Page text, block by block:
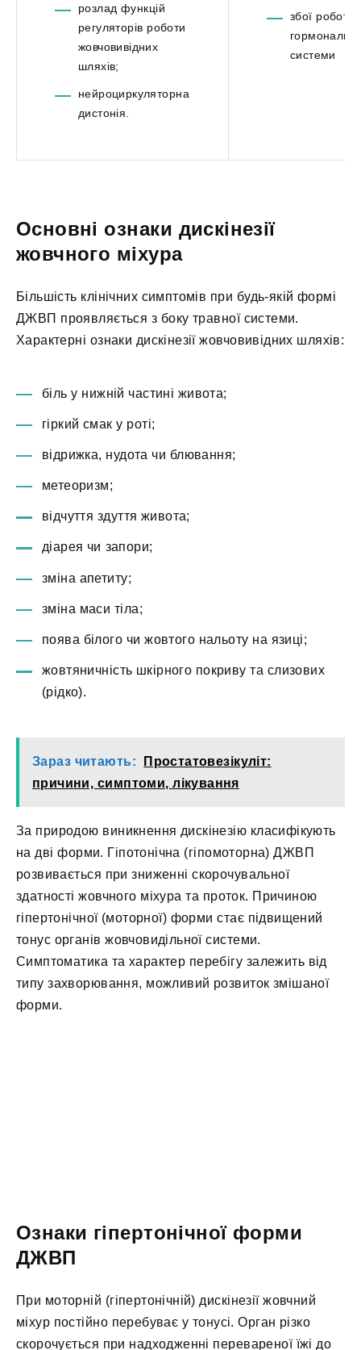
розлад функцій
регуляторів роботи
жовчовивідних
шляхів;
нейроциркуляторна
дистонія.
збої роботи
системи
Основні ознаки дискінезії
жовчного міхура
Більшість клінічних симптомів при будь-якій формі
ДЖВП проявляється з боку травної системи.
Характерні ознаки дискінезії жовчовивідних шляхів:
біль у нижній частині живота;
гіркий смак у роті;
відрижка, нудота чи блювання;
метеоризм;
відчуття здуття живота;
діарея чи запори;
зміна апетиту;
зміна маси тіла;
поява білого чи жовтого нальоту на язиці;
жовтяничність шкірного покриву та слизових
(рідко).
Зараз читають:
Простатовезікуліт:
причини, симптоми, лікування
За природою виникнення дискінезію класифікують
на дві форми. Гіпотонічна (гіпомоторна) ДЖВП
розвивається при зниженні скорочувальної
здатності жовчного міхура та проток. Причиною
гіпертонічної (моторної) форми стає підвищений
тонус органів жовчовидільної системи.
Симптоматика та характер перебігу залежить від
типу захворювання, можливий розвиток змішаної
форми.
Ознаки гіпертонічної форми
ДЖВП
При моторній (гіпертонічній) дискінезії жовчний
міхур постійно перебуває у тонусі. Орган різко
скорочується при надходженні перевареної їжі до